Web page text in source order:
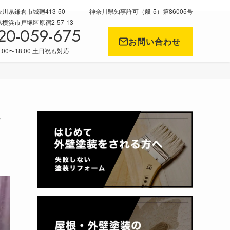
県鎌倉市城廻413-50
浜市戸塚区原宿2-57-13
神奈川県知事許可（般-5）第86005号
059-675
〜18:00 土日祝も対応
お問い合わせ